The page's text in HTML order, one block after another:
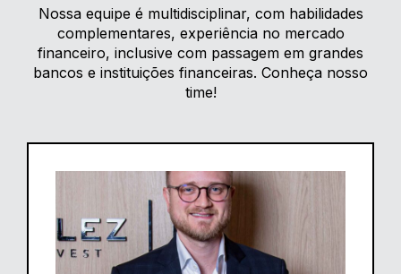
Nossa equipe é multidisciplinar, com habilidades
complementares, experiência no mercado
financeiro, inclusive com passagem em grandes
bancos e instituições financeiras. Conheça nosso
time!